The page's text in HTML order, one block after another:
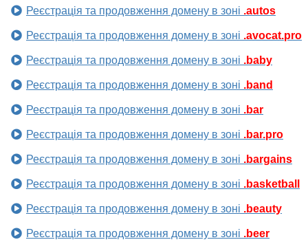
Реєстрація та продовження домену в зоні .autos
Реєстрація та продовження домену в зоні .avocat.pro
Реєстрація та продовження домену в зоні .baby
Реєстрація та продовження домену в зоні .band
Реєстрація та продовження домену в зоні .bar
Реєстрація та продовження домену в зоні .bar.pro
Реєстрація та продовження домену в зоні .bargains
Реєстрація та продовження домену в зоні .basketball
Реєстрація та продовження домену в зоні .beauty
Реєстрація та продовження домену в зоні .beer